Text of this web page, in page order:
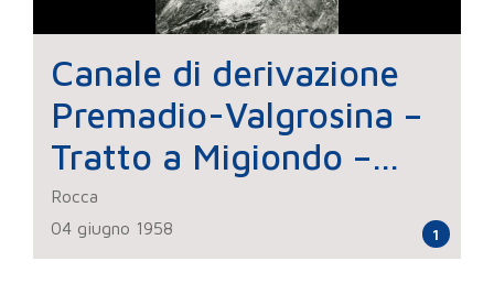
Canale di derivazione
Premadio-Valgrosina –
Tratto a Migiondo –
Lavori di costruzione –
Alloggi per operai
Rocca
04 giugno 1958
1